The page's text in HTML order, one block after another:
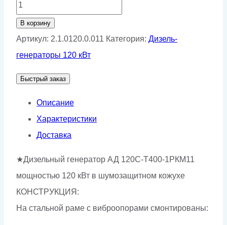
Количество
товара
Дизельный
генератор
Т400-
1РКМ11
В корзину
Артикул: 2.1.0120.0.011 Категория: Дизель-
генераторы 120 кВт
Быстрый заказ
Описание
Характеристики
Доставка
★Дизельный генератор АД 120С-Т400-1РКМ11
мощностью 120 кВт в шумозащитном кожухе
КОНСТРУКЦИЯ:
На стальной раме с виброопорами смонтированы: